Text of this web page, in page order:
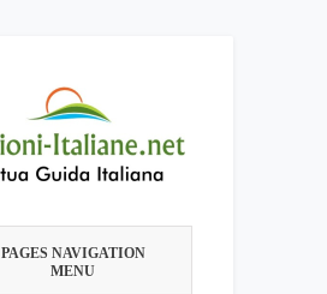
PAGES NAVIGATION
MENU